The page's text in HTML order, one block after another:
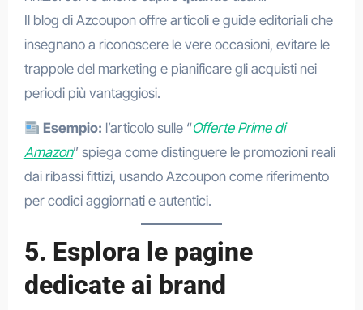
Il blog di Azcoupon offre articoli e guide editoriali che
insegnano a riconoscere le vere occasioni, evitare le
trappole del marketing e pianificare gli acquisti nei
periodi più vantaggiosi.
Esempio: l’articolo sulle “Offerte Prime di
Amazon” spiega come distinguere le promozioni reali
dai ribassi fittizi, usando Azcoupon come riferimento
per codici aggiornati e autentici.
5. Esplora le pagine
dedicate ai brand